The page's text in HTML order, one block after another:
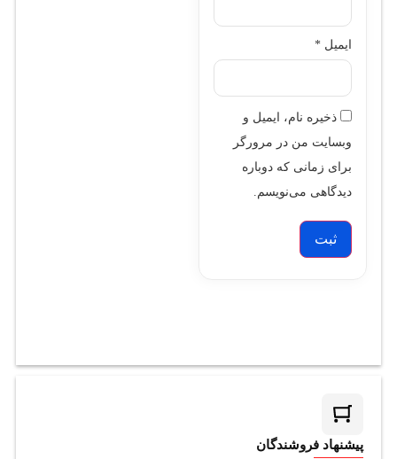
ایمیل *
ذخیره نام، ایمیل و
وبسایت من در مرورگر
برای زمانی که دوباره
دیدگاهی می‌نویسم.
پیشنهاد فروشندگان